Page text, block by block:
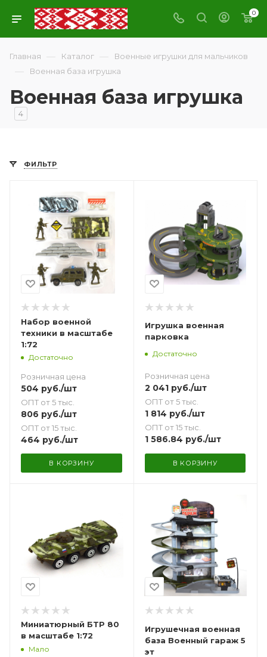
0
Главная — Каталог — Военные игрушки для мальчиков
— Военная база игрушка
Военная база игрушка
4
ФИЛЬТР
Набор военной
техники в масштабе
1:72
Достаточно
Розничная цена
504 руб./шт
ОПТ от 5 тыс.
806 руб./шт
ОПТ от 15 тыс.
464 руб./шт
В КОРЗИНУ
Игрушка военная
парковка
Достаточно
Розничная цена
2 041руб./шт
ОПТ от 5 тыс.
1 814 руб./шт
ОПТ от 15 тыс.
1 586.84 руб./шт
В КОРЗИНУ
Миниатюрный БТР 80
в масштабе 1:72
Мало
Игрушечная военная
база Военный гараж 5
эт